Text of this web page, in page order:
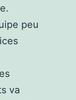
peu
va